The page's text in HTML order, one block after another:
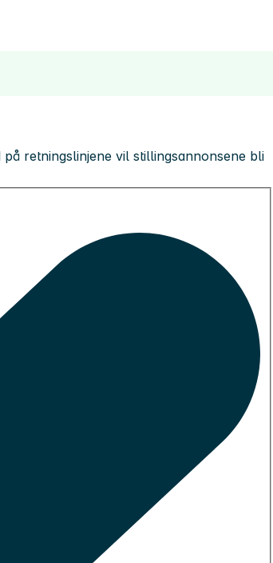
retningslinjene vil stillingsannonsene bli